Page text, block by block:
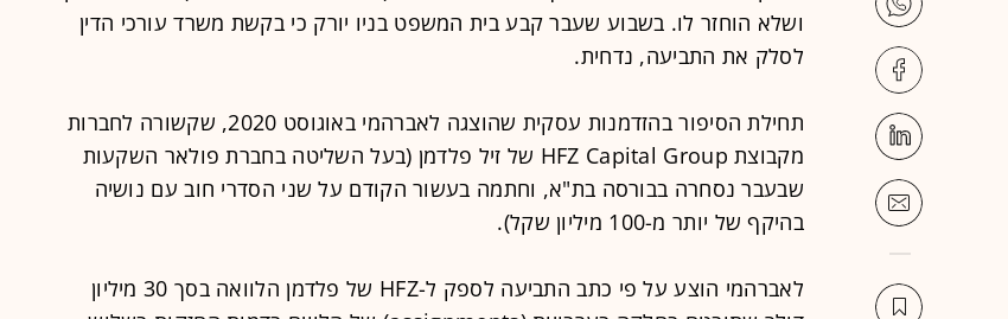
ושלא הוחזר לו. בשבוע שעבר קבע בית המשפט בניו יורק כי בקשת משרד עורכי הדין
לסלק את התביעה, נדחית.
תחילת הסיפור בהזדמנות עסקית שהוצגה לאברהמי באוגוסט 2020, שקשורה לחברות
מקבוצת HFZ Capital Group של זיל פלדמן (בעל השליטה בחברת פולאר השקעות
שבעבר נסחרה בבורסה בת"א, וחתמה בעשור הקודם על שני הסדרי חוב עם נושיה
בהיקף של יותר מ-100 מיליון שקל).
לאברהמי הוצע על פי כתב התביעה לספק ל-HFZ של פלדמן הלוואה בסך 30 מיליון